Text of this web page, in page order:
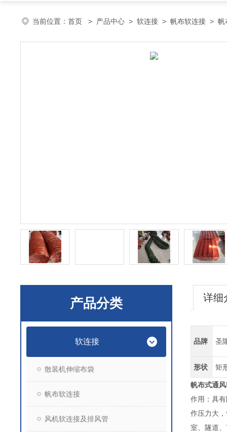
当前位置： 首页 > 产品中心 > 软连接 > 帆布软连接 > 帆
产品分类
软连接
散装机伸缩布袋
帆布软连接
风机软连接及排风管
详细
品牌 圣
形状 矩
帆布式通
作用：具
作压力大
室、隧道